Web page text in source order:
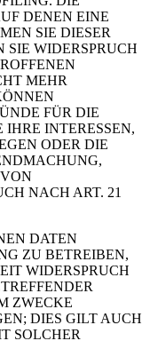
DENEN EINE
SIE DIESER
WIDERSPRUCH
MEHR
FÜR DIE
INTERESSEN,
ODER DIE
NACH ART. 21
DATEN
ZU BETREIBEN,
WIDERSPRUCH
ZWECKE
DIES GILT AUCH
SOLCHER